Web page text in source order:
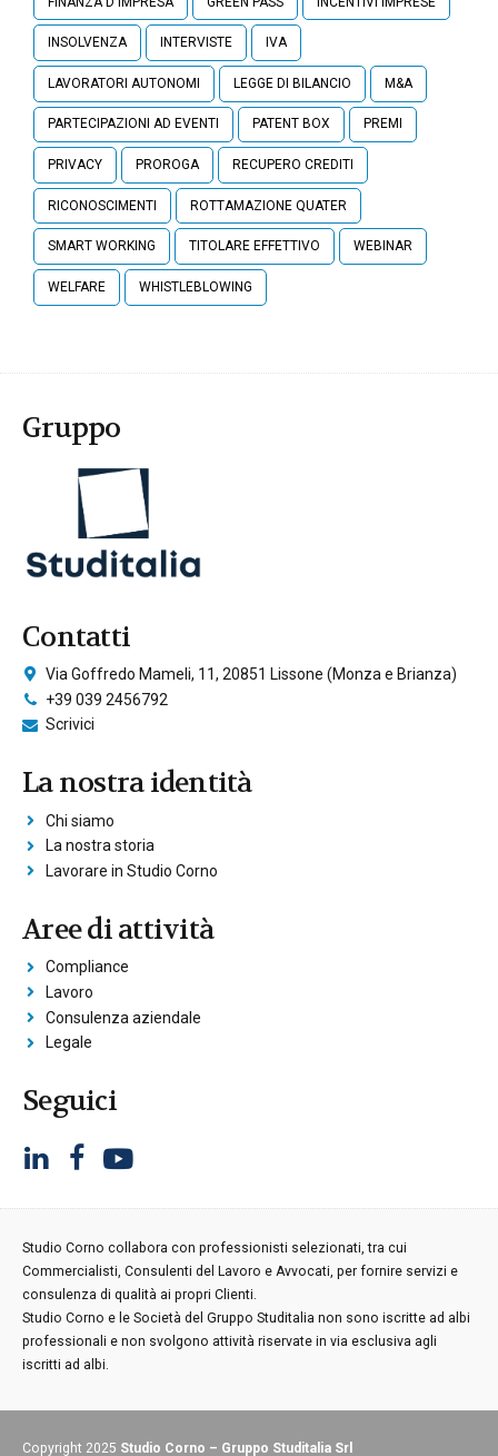
INSOLVENZA INTERVISTE IVA
LAVORATORI AUTONOMI LEGGE DI BILANCIO M&A
PARTECIPAZIONI AD EVENTI PATENT BOX PREMI
PRIVACY PROROGA RECUPERO CREDITI
RICONOSCIMENTI ROTTAMAZIONE QUATER
SMART WORKING TITOLARE EFFETTIVO WEBINAR
WELFARE WHISTLEBLOWING
Gruppo
Contatti
Via Goffredo Mameli, 11, 20851 Lissone (Monza e Brianza)
+39 039 2456792
Scrivici
La nostra identità
Chi siamo
La nostra storia
Lavorare in Studio Corno
Aree di attività
Compliance
Lavoro
Consulenza aziendale
Legale
Seguici
Studio Corno collabora con professionisti selezionati, tra cui
Commercialisti, Consulenti del Lavoro e Avvocati, per fornire servizi e
consulenza di qualità ai propri Clienti.
Studio Corno e le Società del Gruppo Studitalia non sono iscritte ad albi
professionali e non svolgono attività riservate in via esclusiva agli
iscritti ad albi.
Copyright 2025 Studio Corno – Gruppo Studitalia Srl